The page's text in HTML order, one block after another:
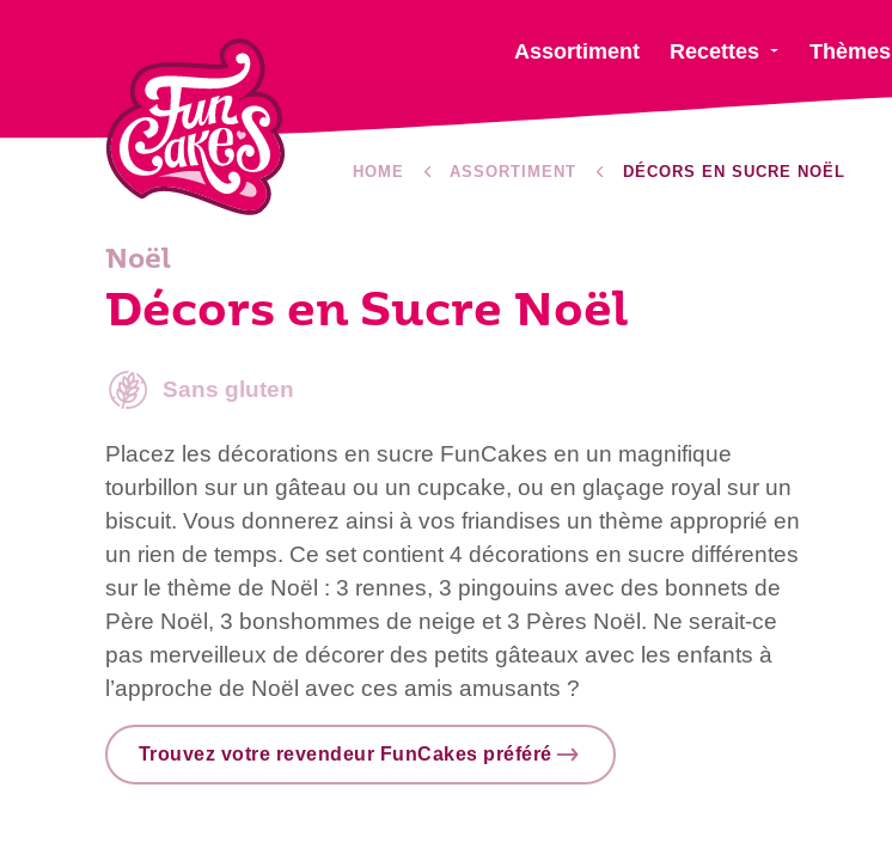
Assortiment Recettes Thèmes
HOME ASSORTIMENT DÉCORS EN SUCRE NOËL
Noël
Décors en Sucre Noël
Sans gluten
Placez les décorations en sucre FunCakes en un magnifique
tourbillon sur un gâteau ou un cupcake, ou en glaçage royal sur un
biscuit. Vous donnerez ainsi à vos friandises un thème approprié en
un rien de temps. Ce set contient 4 décorations en sucre différentes
sur le thème de Noël : 3 rennes, 3 pingouins avec des bonnets de
Père Noël, 3 bonshommes de neige et 3 Pères Noël. Ne serait-ce
pas merveilleux de décorer des petits gâteaux avec les enfants à
l’approche de Noël avec ces amis amusants ?
Trouvez votre revendeur FunCakes préféré